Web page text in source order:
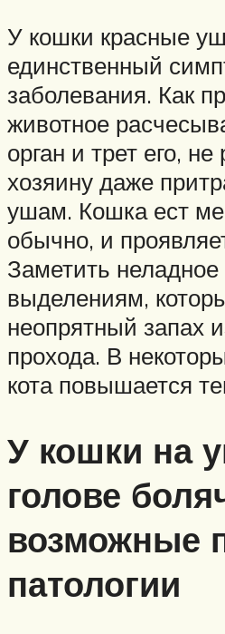
У кошки красные
единственный
заболевания. Как
животное
орган и трет его,
хозяину даже
ушам. Кошка ест
обычно, и
Заметить
выделениям,
неопрятный запах
прохода. В
кота повышается
У кошки на
голове
возможные
патологии